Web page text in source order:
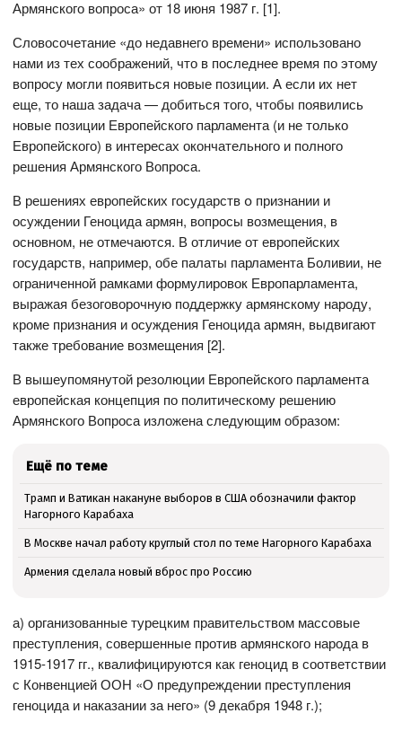
Армянского вопроса» от 18 июня 1987 г. [1].
Словосочетание «до недавнего времени» использовано
нами из тех соображений, что в последнее время по этому
вопросу могли появиться новые позиции. А если их нет
еще, то наша задача — добиться того, чтобы появились
новые позиции Европейского парламента (и не только
Европейского) в интересах окончательного и полного
решения Армянского Вопроса.
В решениях европейских государств օ признании и
осуждении Геноцида армян, вопросы возмещения, в
основном, не отмечаются. В отличие от европейских
государств, например, обе палаты парламента Боливии, не
ограниченной рамками формулировок Европарламента,
выражая безоговорочную поддержку армянскому народу,
кроме признания и осуждения Геноцида армян, выдвигают
также требование возмещения [2].
В вышеупомянутой резолюции Европейского парламента
европейская концепция по политическому решению
Армянского Вопроса изложена следующим образом:
Ещё по теме
Трамп и Ватикан накануне выборов в США обозначили фактор
Нагорного Карабаха
В Москве начал работу круглый стол по теме Нагорного Карабаха
Армения сделала новый вброс про Россию
а) организованные турецким правительством массовые
преступления, совершенные против армянского народа в
1915-1917 гг., квалифицируются как геноцид в соответствии
с Конвенцией ООН «О предупреждении преступления
геноцида и наказании за него» (9 декабря 1948 г.);